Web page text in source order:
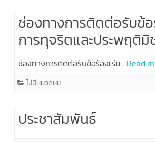
ช่องทางการติดต่อรับข้
การทุจริตและประพฤติ
ช่องทางการติดต่อรับข้อร้องเรีย… Read
ไม่มีหมวดหมู่
ประชาสัมพันธ์